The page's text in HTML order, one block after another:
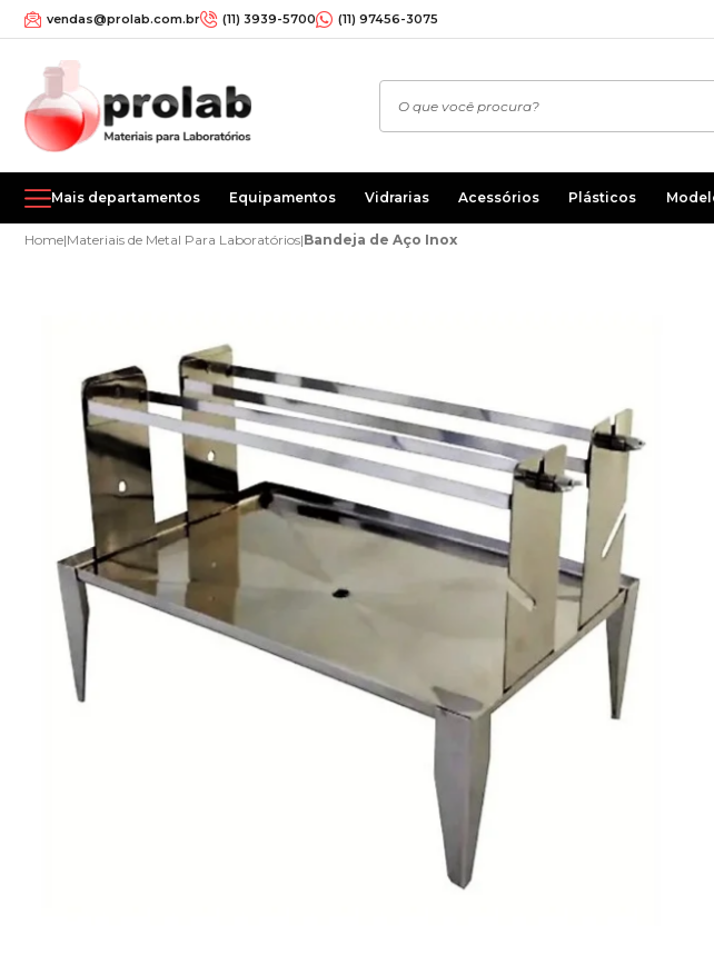
vendas@prolab.com.br (11) 3939-5700 (11) 97456-3075
Mais departamentos Equipamentos Vidrarias Acessórios Plásticos
Home|Materiais de Metal Para Laboratórios|Bandeja de Aço Inox